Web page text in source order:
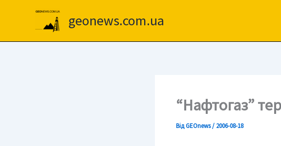
geonews.com.ua
“Нафтогаз”
ВідGEOnews/ 2006-08-18